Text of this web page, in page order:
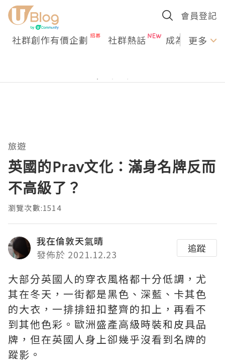
會員登記
社群創作有價企劃 社群熱話 成為U更多
旅遊
英國的Prav文化：滿身名牌反而
不高級了？
瀏覽次數:1514
我在倫敦天氣晴
發佈於 2021.12.23
追蹤
大部分英國人的穿衣風格都十分低調，尤
其在冬天，一街都是黑色、深藍、卡其色
的大衣，一排排鈕扣整齊的扣上，再看不
到其他色彩。歐洲盛產高級時裝和皮具品
牌，但在英國人身上卻幾乎沒看到名牌的
蹤影。